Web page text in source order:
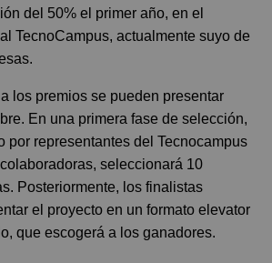
del 50% el primer año, en el
TecnoCampus, actualmente suyo de
los premios se pueden presentar
En una primera fase de selección,
por representantes del Tecnocampus
seleccionará 10
Posteriormente, los finalistas
el proyecto en un formato elevator
que escogerá a los ganadores.